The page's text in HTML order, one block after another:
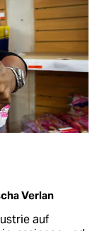
Verlan
auf